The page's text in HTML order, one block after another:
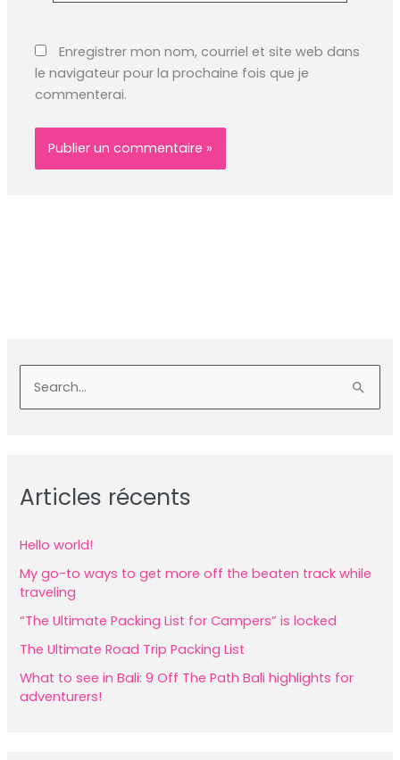
Enregistrer mon nom, courriel et site web dans
le navigateur pour la prochaine fois que je
commenterai.
e
c
f
o
r
:
Articles récents
Hello world!
My go-to ways to get more off the beaten track while
traveling
“The Ultimate Packing List for Campers” is locked
The Ultimate Road Trip Packing List
What to see in Bali: 9 Off The Path Bali highlights for
adventurers!